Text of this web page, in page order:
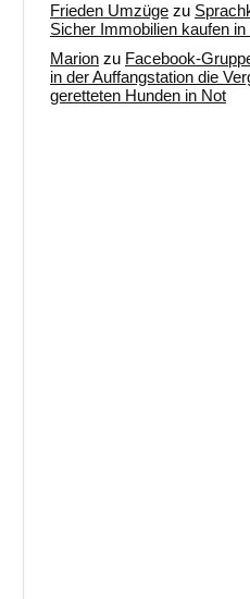
Frieden Umzüge zu
Sicher Immobilien kaufen
Marion zu Facebook-
in der Auffangstation die
geretteten Hunden in Not